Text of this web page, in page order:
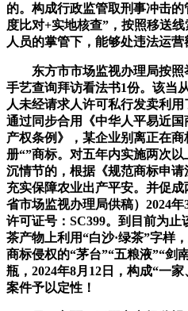
的。构成行政监管取刑事冲击
度比对+实地核查”，按照移送
人员的掌管下，能够处违法运营
东方市市场监视办理局按照
手艺查询拜访看法书1份。该当
人未经请求人许可私行发卖利
通过同步合用《中华人平易近
产权条例》，某企业别离正在
册“”商标。对五年内实施两次
沉情节的，根据《规范商标申请
充实保障农业出产平安。并促
省市场监视办理局供稿）2024
许可证号：SC399。到目前为
茶产物上利用“白沙·绿茶”字样
商标侵权的“茅台”“五粮液”“剑
瓶，2024年8月12日，构成“一
案件予以定性！